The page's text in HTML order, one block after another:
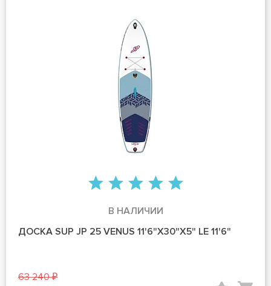
В НАЛИЧИИ
ДОСКА SUP JP 25 VENUS 11'6"X30"X5" LE 11'6"
63 240 ₽